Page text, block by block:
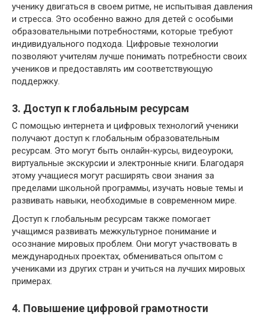
ученику двигаться в своем ритме, не испытывая давления
и стресса. Это особенно важно для детей с особыми
образовательными потребностями, которые требуют
индивидуального подхода. Цифровые технологии
позволяют учителям лучше понимать потребности своих
учеников и предоставлять им соответствующую
поддержку.
3. Доступ к глобальным ресурсам
С помощью интернета и цифровых технологий ученики
получают доступ к глобальным образовательным
ресурсам. Это могут быть онлайн-курсы, видеоуроки,
виртуальные экскурсии и электронные книги. Благодаря
этому учащиеся могут расширять свои знания за
пределами школьной программы, изучать новые темы и
развивать навыки, необходимые в современном мире.
Доступ к глобальным ресурсам также помогает
учащимся развивать межкультурное понимание и
осознание мировых проблем. Они могут участвовать в
международных проектах, обмениваться опытом с
учениками из других стран и учиться на лучших мировых
примерах.
4. Повышение цифровой грамотности